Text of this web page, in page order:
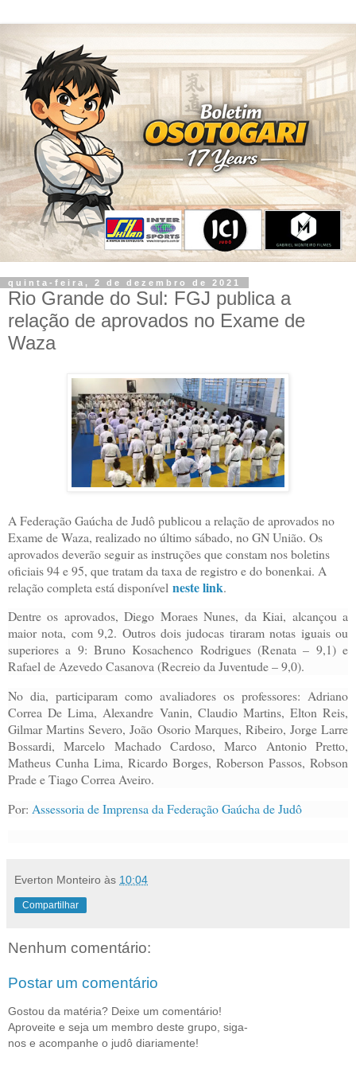
quinta-feira, 2 de dezembro de 2021
Rio Grande do Sul: FGJ publica a
relação de aprovados no Exame de
Waza
A Federação Gaúcha de Judô publicou a relação de aprovados no
Exame de Waza, realizado no último sábado, no GN União. Os
aprovados deverão seguir as instruções que constam nos boletins
oficiais 94 e 95, que tratam da taxa de registro e do bonenkai. A
relação completa está disponível neste link.
Dentre os aprovados, Diego Moraes Nunes, da Kiai, alcançou a
maior nota, com 9,2. Outros dois judocas tiraram notas iguais ou
superiores a 9: Bruno Kosachenco Rodrigues (Renata – 9,1) e
Rafael de Azevedo Casanova (Recreio da Juventude – 9,0).
No dia, participaram como avaliadores os professores: Adriano
Correa De Lima, Alexandre Vanin, Claudio Martins, Elton Reis,
Gilmar Martins Severo, João Osorio Marques, Ribeiro, Jorge Larre
Bossardi, Marcelo Machado Cardoso, Marco Antonio Pretto,
Matheus Cunha Lima, Ricardo Borges, Roberson Passos, Robson
Prade e Tiago Correa Aveiro.
Por: Assessoria de Imprensa da Federação Gaúcha de Judô
Everton Monteiro às 10:04
Compartilhar
Nenhum comentário:
Postar um comentário
Gostou da matéria? Deixe um comentário!
Aproveite e seja um membro deste grupo, siga-
nos e acompanhe o judô diariamente!